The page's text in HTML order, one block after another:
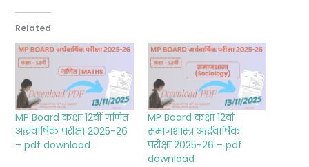
Related
MP Board कक्षा 12वीं गणित
अर्द्धवार्षिक परीक्षा 2025-26
– pdf download
MP Board कक्षा 12वीं
समाजशास्त्र अर्द्धवार्षिक
परीक्षा 2025-26 – pdf
download